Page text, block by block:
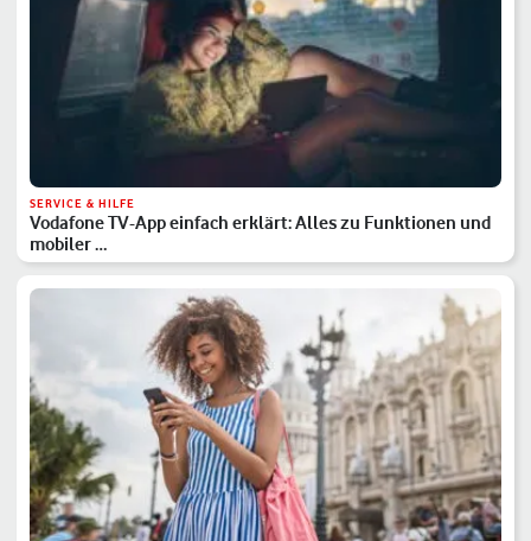
SERVICE & HILFE
Vodafone TV-App einfach erklärt: Alles zu Funktionen und
mobiler …